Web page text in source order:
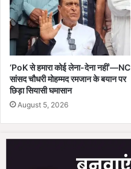
स
म
वि
ग
ने
जा
री
की
चे
‘PoK से हमारा कोई लेना-देना नहीं’—NC
सांसद चौधरी मोहम्मद रमजान के बयान पर
छिड़ा सियासी घमासान
August 5, 2026